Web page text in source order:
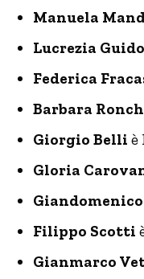
Manuela
Lucrezia
Federica
Barbara
Giorgio Belli è
Gloria
Filippo Scotti
Gianmarco